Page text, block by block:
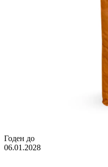
Годен до
06.01.2028